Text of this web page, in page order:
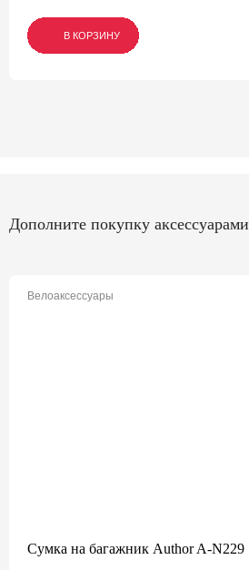
В КОРЗИНУ
В КОРЗИНУ
В КОРЗИНУ
Дополните покупку аксессуарами
Велоаксессуары
Сумка на багажник Author A-N229